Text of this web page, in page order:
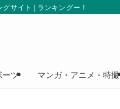
サイト | ランキングー！
ーツ マンガ・アニメ・特撮